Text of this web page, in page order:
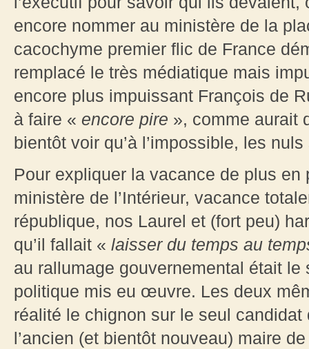
encore nommer au ministère de la
cacochyme premier flic de France
remplacé le très médiatique mais
encore plus impuissant François de
à faire « encore pire », comme aurait
bientôt voir qu’à l’impossible, les
Pour expliquer la vacance de plus
ministère de l’Intérieur, vacance
république, nos Laurel et (fort peu)
qu’il fallait « laisser du temps au
au rallumage gouvernemental était
politique mis eu œuvre. Les deux
réalité le chignon sur le seul
l’ancien (et bientôt nouveau) maire